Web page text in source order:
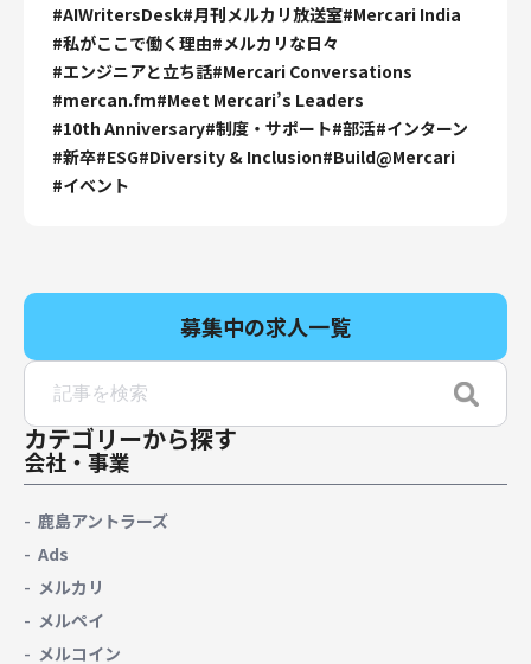
#AIWritersDesk#月刊メルカリ放送室#Mercari India
#私がここで働く理由#メルカリな日々
#エンジニアと立ち話#Mercari Conversations
#mercan.fm#Meet Mercari’s Leaders
#10th Anniversary#制度・サポート#部活#インターン
#新卒#ESG#Diversity & Inclusion#Build@Mercari
#イベント
募集中の求人一覧
カテゴリーから探す
会社・事業
鹿島アントラーズ
Ads
メルカリ
メルペイ
メルコイン